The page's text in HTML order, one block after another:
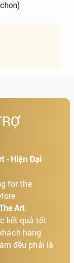
- Hiện Đại
for the
Art.
kết quả tốt
hàng
đều phải là